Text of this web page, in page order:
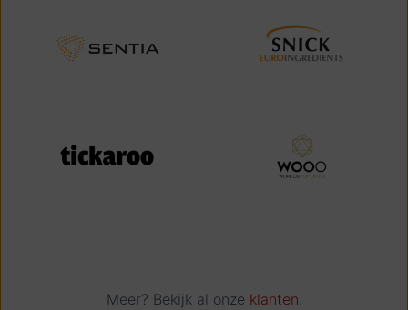
Meer? Bekijk al onze klanten.